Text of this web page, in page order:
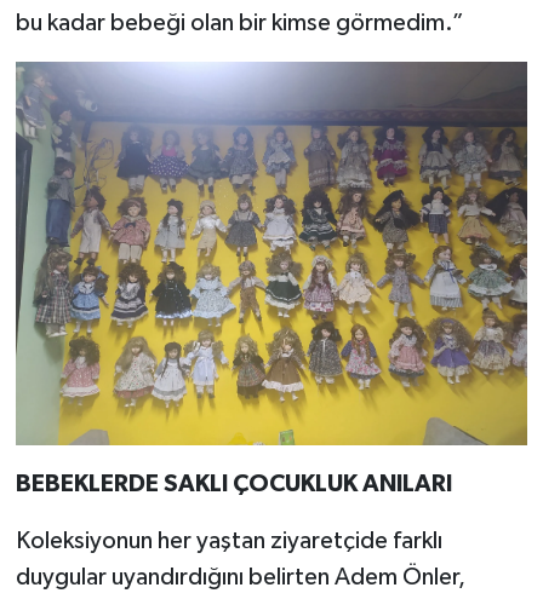
bu kadar bebeği olan bir kimse görmedim.”
BEBEKLERDE SAKLI ÇOCUKLUK ANILARI
Koleksiyonun her yaştan ziyaretçide farklı
duygular uyandırdığını belirten Adem Önler,